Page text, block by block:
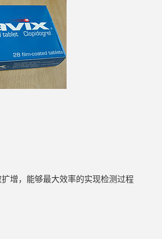
增，能够最大效率的实现检测过程